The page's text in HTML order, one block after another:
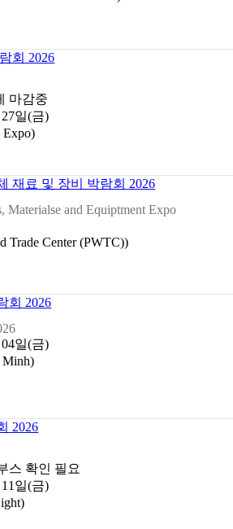
회 2026
마감중
일(금)
재료 및 장비 박람회 2026
Materialse and Equiptment Expo
Trade Center (PWTC))
회 2026
일(금)
2026
스 확인 필요
일(금)